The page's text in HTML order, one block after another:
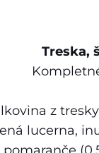
a
r
i
n
a
Treska,
z
lucerna,